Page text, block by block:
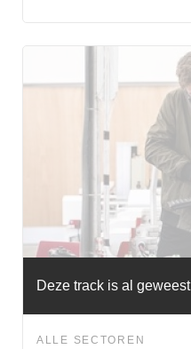
Deze track is al geweest
ALLE SECTOREN